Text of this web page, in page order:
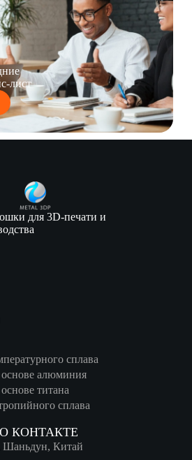
лист
для 3D-печати и
сплава
алюминия
титана
сплава
КОНТАКТЕ
Шаньдун, Китай